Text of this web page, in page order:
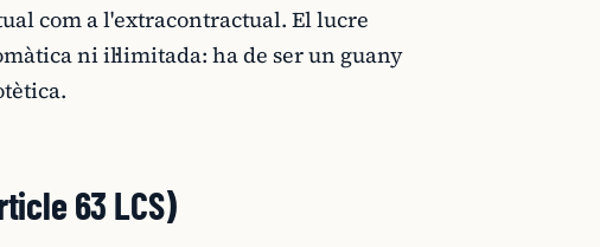
com a l'extracontractual. El lucre
ni il·limitada: ha de ser un guany
63 LCS)